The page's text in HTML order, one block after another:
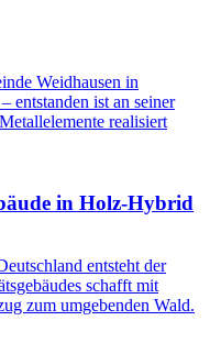
Weidhausen in
entstanden ist an seiner
realisiert
in Holz-Hybrid
entsteht der
schafft mit
zum umgebenden Wald.